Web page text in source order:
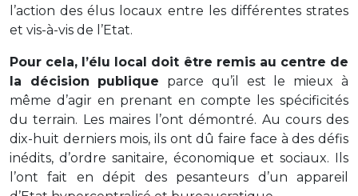
l’action des élus locaux entre les différentes strates
et vis-à-vis de l’Etat.
Pour cela, l’élu local doit être remis au centre de
la décision publique parce qu’il est le mieux à
même d’agir en prenant en compte les spécificités
du terrain. Les maires l’ont démontré. Au cours des
dix-huit derniers mois, ils ont dû faire face à des défis
inédits, d’ordre sanitaire, économique et sociaux. Ils
l’ont fait en dépit des pesanteurs d’un appareil